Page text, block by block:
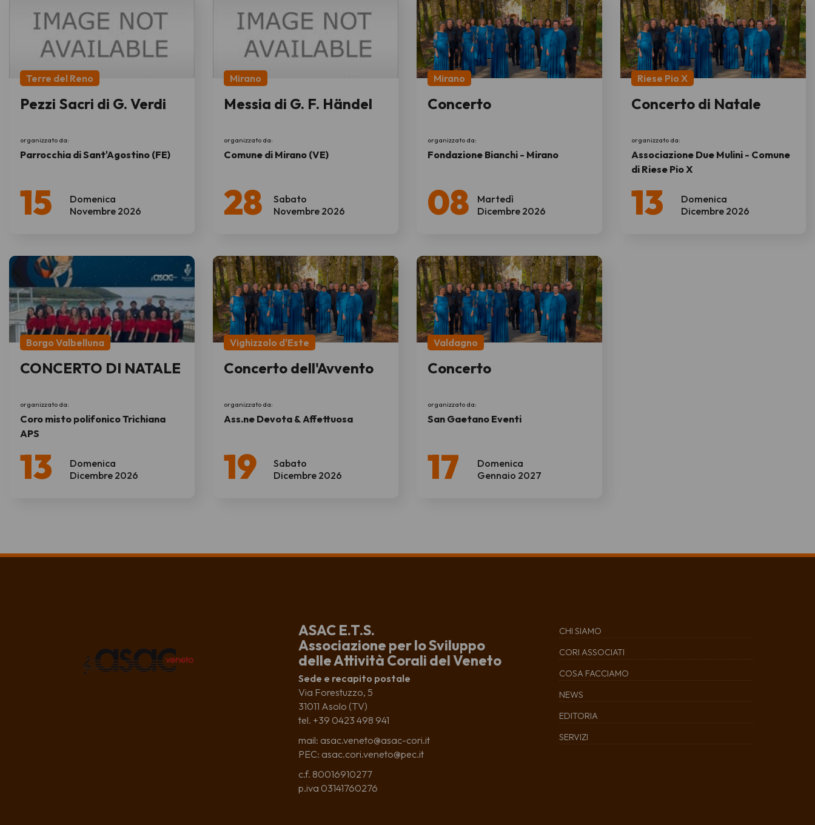
Domenica
15 Novembre 2026
Terre del Reno
Pezzi Sacri di G. Verdi
organizzato da:
Parrocchia di Sant'Agostino (FE)
Sabato
28 Novembre 2026
Mirano
Messia di G. F. Händel
organizzato da:
Comune di Mirano (VE)
Martedì
08 Dicembre 2026
Mirano
Concerto
organizzato da:
Fondazione Bianchi - Mirano
Domenica
13 Dicembre 2026
Riese Pio X
Concerto di Natale
organizzato da:
Associazione Due Mulini - Comune
di Riese Pio X
Domenica
13 Dicembre 2026
Borgo Valbelluna
CONCERTO DI NATALE
organizzato da:
Coro misto polifonico Trichiana
APS
Sabato
19 Dicembre 2026
Vighizzolo d'Este
Concerto dell'Avvento
organizzato da:
Ass.ne Devota & Affettuosa
Domenica
17 Gennaio 2027
Valdagno
Concerto
organizzato da:
San Gaetano Eventi
ASAC E.T.S.
Associazione per lo Sviluppo
delle Attività Corali del Veneto
Sede e recapito postale
Via Forestuzzo, 5
31011 Asolo (TV)
tel. +39 0423 498 941
mail: asac.veneto@asac-cori.it
PEC: asac.cori.veneto@pec.it
c.f. 80016910277
p.iva 03141760276
CHI SIAMO
CORI ASSOCIATI
COSA FACCIAMO
NEWS
EDITORIA
SERVIZI